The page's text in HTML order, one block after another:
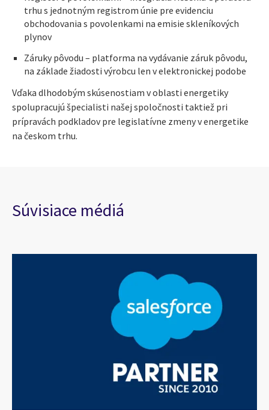
trhu s jednotným registrom únie pre evidenciu
obchodovania s povolenkami na emisie skleníkových
plynov
Záruky pôvodu – platforma na vydávanie záruk pôvodu,
na základe žiadosti výrobcu len v elektronickej podobe
Vďaka dlhodobým skúsenostiam v oblasti energetiky
spolupracujú špecialisti našej spoločnosti taktiež pri
prípravách podkladov pre legislatívne zmeny v energetike
na českom trhu.
Súvisiace médiá